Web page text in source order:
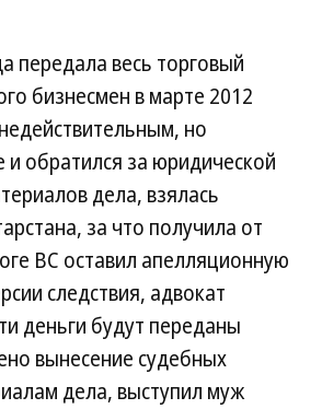
передала весь торговый
бизнесмен в марте 2012
но
обратился за юридической
дела, взялась
за что получила от
ВС оставил апелляционную
следствия, адвокат
деньги будут переданы
вынесение судебных
дела, выступил муж